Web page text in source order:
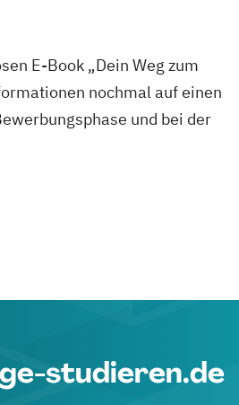
E-Book „Dein Weg zum
nochmal auf einen
und bei der
studieren.de